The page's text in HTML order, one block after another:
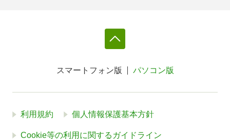
スマートフォン版 パソコン版
利用規約 個人情報保護基本方針
Cookie等の利用に関するガイドライン